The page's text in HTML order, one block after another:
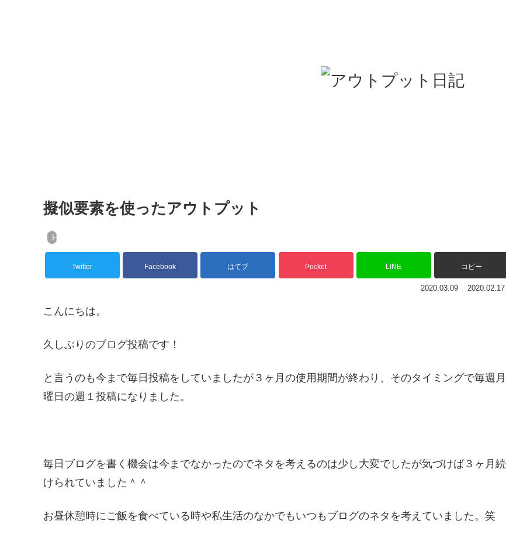
擬似要素を使ったアウトプット
HTML&CSS
Twitter Facebook はてブ Pocket LINE コピー
2020.03.09 2020.02.17
こんにちは。
久しぶりのブログ投稿です！
と言うのも今まで毎日投稿をしていましたが３ヶ月の使用期間が終わり、そのタイミングで毎週月
曜日の週１投稿になりました。
毎日ブログを書く機会は今までなかったのでネタを考えるのは少し大変でしたが気づけば３ヶ月続
けられていました＾＾
お昼休憩時にご飯を食べている時や私生活のなかでもいつもブログのネタを考えていました。笑